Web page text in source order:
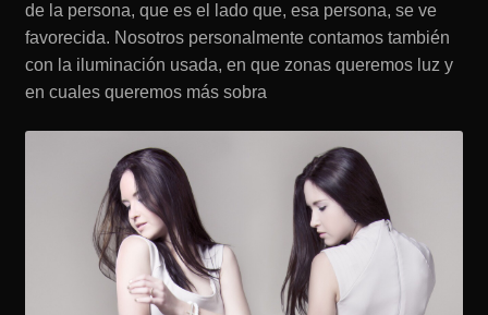
de la persona, que es el lado que, esa persona, se ve
favorecida. Nosotros personalmente contamos también
con la iluminación usada, en que zonas queremos luz y
en cuales queremos más sobra